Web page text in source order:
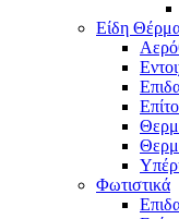
Είδη
Φωτιστικά